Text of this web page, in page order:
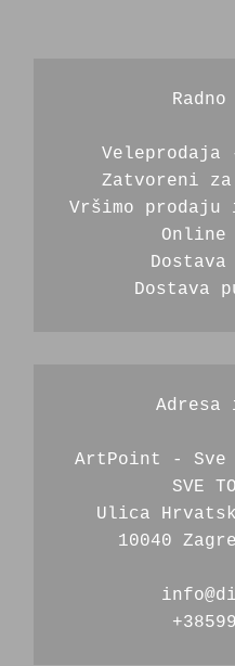
Veleprodaja
Zatvoreni
Vršimo
Online
Dostava
Dostava
ArtPoint - Sve
SVE
Ulica
10040